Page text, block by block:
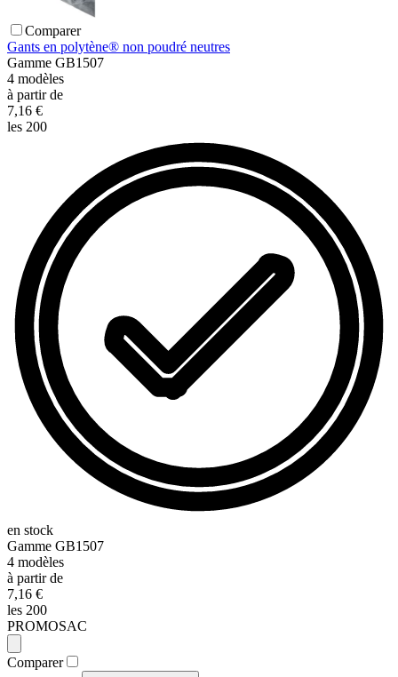
Comparer
Gants en polytène® non poudré neutres
Gamme GB1507
4 modèles
à partir de
7,16 €
les 200
en stock
Gamme GB1507
4 modèles
à partir de
7,16 €
les 200
PROMOSAC
Comparer